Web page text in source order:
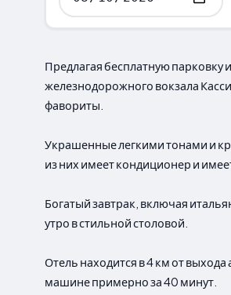
Предлагая бесплатную парковку
железнодорожного вокзала
фавориты.
Украшенные легкими тонами и
из них имеет кондиционер и
Богатый завтрак, включая
утро в стильной столовой.
Отель находится в 4 км от
машине примерно за 40 минут.